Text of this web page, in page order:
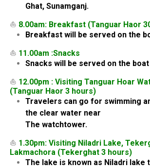
Ghat, Sunamganj.
⛵ 8.00am: Breakfast (Tanguar Haor
Breakfast will be served on the
⛵ 11.00am :Snacks
Snacks will be served on the boat
⛵ 12.00pm : Visiting Tanguar Hoar
(Tanguar Haor 3 hours)
Travelers can go for swimming
the clear water near
The watchtower.
⛵ 1.30pm: Visiting Niladri Lake,
Lakmachora (Tekerghat 3 hours)
The lake is known as Niladri lake